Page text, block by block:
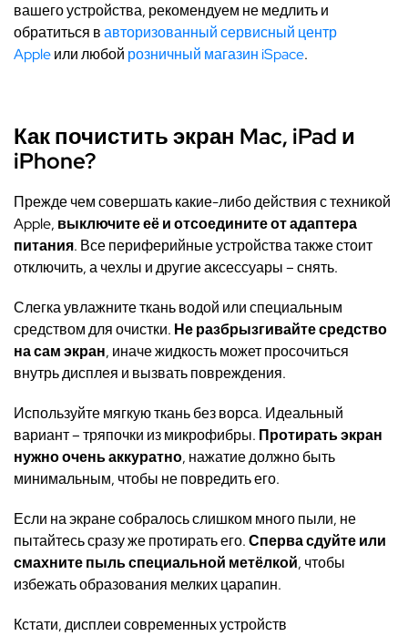
вашего устройства, рекомендуем не медлить и
обратиться вавторизованный сервисный центр
Appleили любой розничный магазин iSpace.
Как почистить экран Mac, iPad и
iPhone?
Прежде чем совершать какие-либо действия с техникой
Apple, выключите её и отсоедините от адаптера
питания. Все периферийные устройства также стоит
отключить, а чехлы и другие аксессуары – снять.
Слегка увлажните ткань водой или специальным
средством для очистки. Не разбрызгивайте средство
на сам экран, иначе жидкость может просочиться
внутрь дисплея и вызвать повреждения.
Используйте мягкую ткань без ворса. Идеальный
вариант – тряпочки из микрофибры. Протирать экран
нужно очень аккуратно, нажатие должно быть
минимальным, чтобы не повредить его.
Если на экране собралось слишком много пыли, не
пытайтесь сразу же протирать его.Сперва сдуйте или
смахните пыль специальной метёлкой, чтобы
избежать образования мелких царапин.
Кстати, дисплеи современных устройств